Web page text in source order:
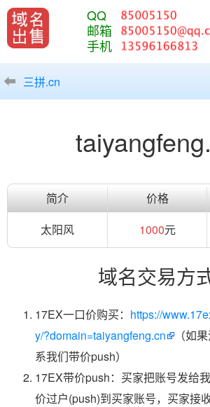
QQ
邮箱
手机
三拼.cn
简介 价格
太阳风
1000元
域名交易方
17EX一口价购买： https://
y/?domain=taiyangfeng.cn
（如
系我们带价push）
17EX带价push：买家把账号发给
价过户(push)到买家账号，买家接